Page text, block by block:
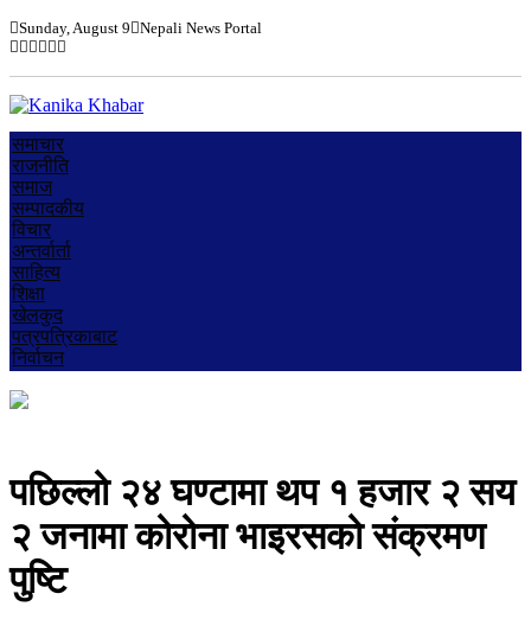
Sunday, August 9 Nepali News Portal
समाचार
राजनीति
समाज
सम्पादकीय
विचार
अन्तर्वार्ता
साहित्य
शिक्षा
खेलकुद
पत्रपत्रिकाबाट
निर्वाचन
पछिल्लो २४ घण्टामा थप १ हजार २ सय
२ जनामा कोरोना भाइरसको संक्रमण
पुष्टि